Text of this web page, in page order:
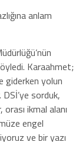
anlam
Karaahmet;
giderken yolun
sorduk,
ikmal alanı
engel
ve bir yazı